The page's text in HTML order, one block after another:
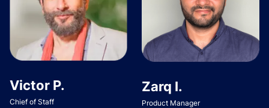
Victor P.
Chief of Staff
Zarq I.
Product Manager